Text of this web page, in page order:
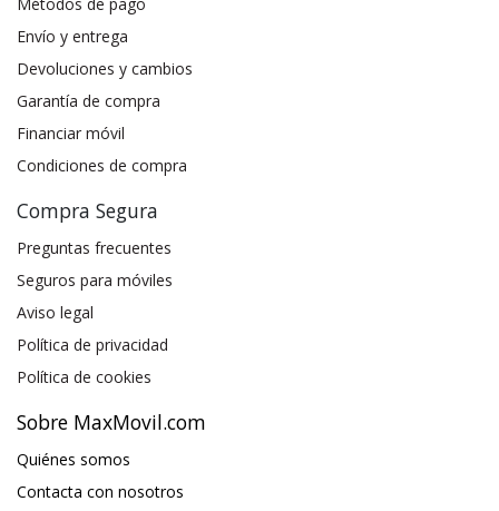
Envío y entrega
Devoluciones y cambios
Garantía de compra
Financiar móvil
Condiciones de compra
Compra Segura
Preguntas frecuentes
Seguros para móviles
Aviso legal
Política de privacidad
Política de cookies
Sobre MaxMovil.com
Quiénes somos
Contacta con nosotros